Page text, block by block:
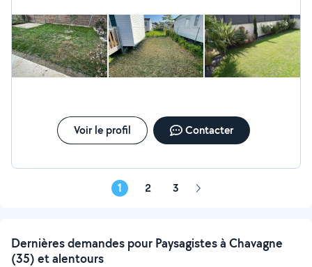
Voir le profil Contacter
1 2 3 Page
Dernières demandes pour Paysagistes à Chavagne
(35) et alentours